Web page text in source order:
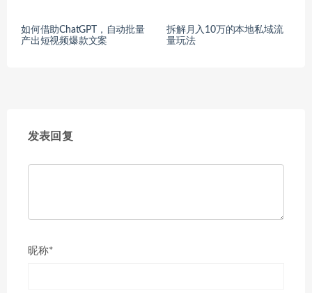
如何借助ChatGPT，自动批量
产出短视频爆款文案
拆解月入10万的本地私域流
量玩法
发表回复
昵称*